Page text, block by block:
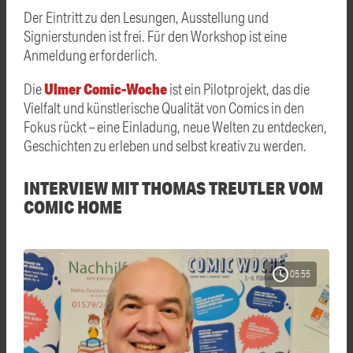
Der Eintritt zu den Lesungen, Ausstellung und
Signierstunden ist frei. Für den Workshop ist eine
Anmeldung erforderlich.
DieUlmer Comic-Wocheist ein Pilotprojekt, das die
Vielfalt und künstlerische Qualität von Comics in den
Fokus rückt – eine Einladung, neue Welten zu entdecken,
Geschichten zu erleben und selbst kreativ zu werden.
INTERVIEW MIT THOMAS TREUTLER VOM
COMIC HOME
schedule05:55